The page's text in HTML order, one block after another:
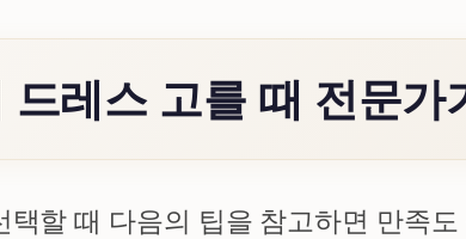
드레스 고를 때 전문가
택할 때 다음의 팁을 참고하면 만족